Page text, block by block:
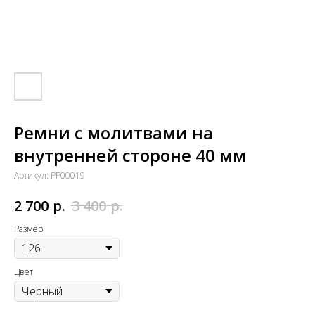
Ремни с молитвами на
внутренней стороне 40 мм
Артикул: PP00019
2 700 р. 3 400 р.
Размер
Цвет